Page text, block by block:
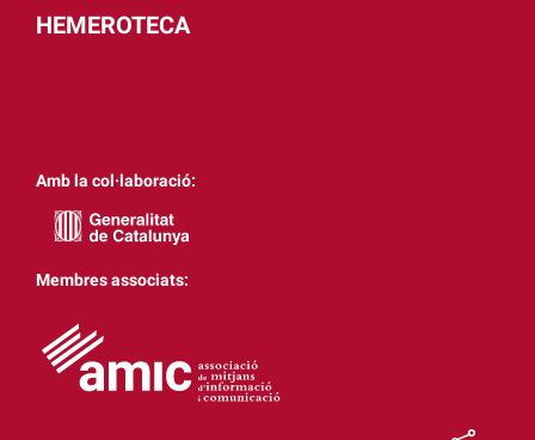
HEMEROTECA
Amb la col·laboració:
Membres associats: